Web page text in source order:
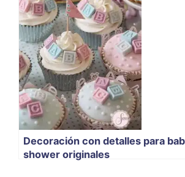
Decoración con detalles para
shower originales